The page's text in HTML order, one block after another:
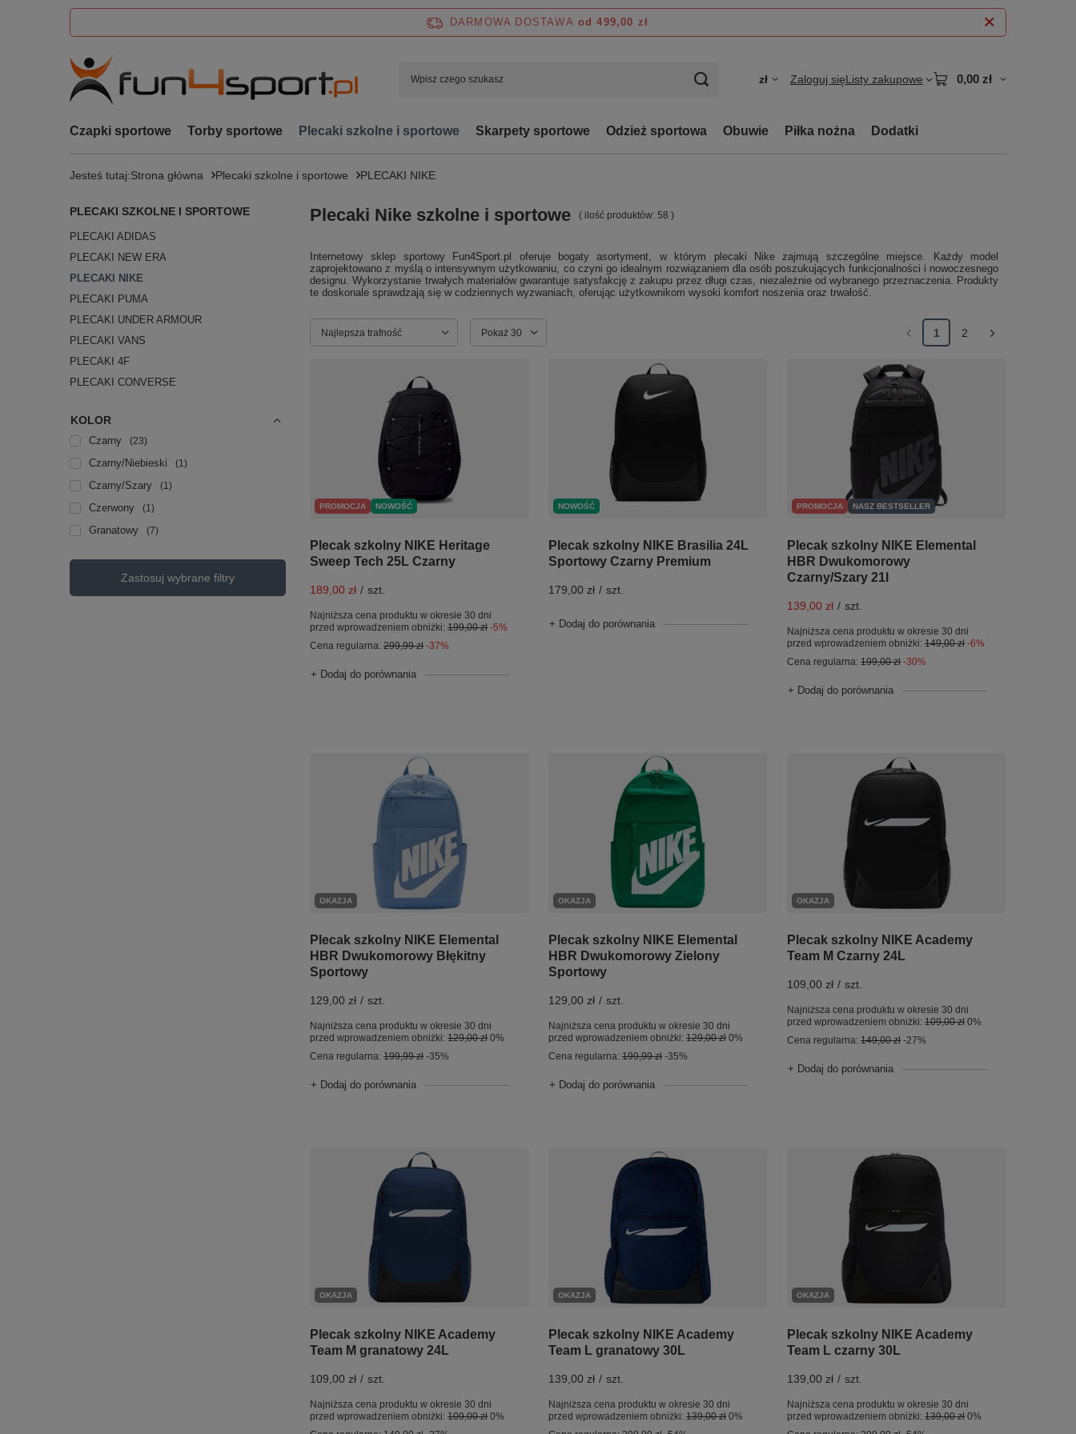
DARMOWA DOSTAWA od 499,00 zł
zł Zaloguj sięListy zakupowe 0,00 zł
Czapki sportowe Torby sportowe Plecaki szkolne i sportowe Skarpety sportowe Odzież sportowa Obuwie Piłka nożna Dodatki
Jesteś tutaj:Strona główna Plecaki szkolne i sportowe PLECAKI NIKE
PLECAKI SZKOLNE I SPORTOWE
PLECAKI ADIDAS
PLECAKI NEW ERA
PLECAKI NIKE
PLECAKI PUMA
PLECAKI UNDER ARMOUR
PLECAKI VANS
PLECAKI 4F
PLECAKI CONVERSE
KOLOR
Czarny 23
Czarny/Niebieski 1
Czarny/Szary 1
Czerwony 1
Granatowy 7
Zastosuj wybrane filtry
Plecaki Nike szkolne i sportowe ( ilość produktów: 58 )
Internetowy sklep sportowy Fun4Sport.pl oferuje bogaty asortyment, w którym plecaki Nike zajmują szczególne miejsce. Każdy model
zaprojektowano z myślą o intensywnym użytkowaniu, co czyni go idealnym rozwiązaniem dla osób poszukujących funkcjonalności i nowoczesnego
designu. Wykorzystanie trwałych materiałów gwarantuje satysfakcję z zakupu przez długi czas, niezależnie od wybranego przeznaczenia. Produkty
te doskonale sprawdzają się w codziennych wyzwaniach, oferując użytkownikom wysoki komfort noszenia oraz trwałość.
Zmień sortowanie
Najlepsza trafność Zmień ilość wyświetlanych produktów
Pokaż 30 1 2
PROMOCJA NOWOŚĆ
Plecak szkolny NIKE Heritage
Sweep Tech 25L Czarny
189,00 zł / szt.
Najniższa cena produktu w okresie 30 dni
przed wprowadzeniem obniżki: 199,00 zł -5%
Cena regularna: 299,99 zł -37%
+ Dodaj do porównania
NOWOŚĆ
Plecak szkolny NIKE Brasilia 24L
Sportowy Czarny Premium
179,00 zł / szt.
+ Dodaj do porównania
PROMOCJA NASZ BESTSELLER
Plecak szkolny NIKE Elemental
HBR Dwukomorowy
Czarny/Szary 21l
139,00 zł / szt.
Najniższa cena produktu w okresie 30 dni
przed wprowadzeniem obniżki: 149,00 zł -6%
Cena regularna: 199,00 zł -30%
+ Dodaj do porównania
OKAZJA
Plecak szkolny NIKE Elemental
HBR Dwukomorowy Błękitny
Sportowy
129,00 zł / szt.
Najniższa cena produktu w okresie 30 dni
przed wprowadzeniem obniżki: 129,00 zł 0%
Cena regularna: 199,99 zł -35%
+ Dodaj do porównania
OKAZJA
Plecak szkolny NIKE Elemental
HBR Dwukomorowy Zielony
Sportowy
129,00 zł / szt.
Najniższa cena produktu w okresie 30 dni
przed wprowadzeniem obniżki: 129,00 zł 0%
Cena regularna: 199,99 zł -35%
+ Dodaj do porównania
OKAZJA
Plecak szkolny NIKE Academy
Team M Czarny 24L
109,00 zł / szt.
Najniższa cena produktu w okresie 30 dni
przed wprowadzeniem obniżki: 109,00 zł 0%
Cena regularna: 149,00 zł -27%
+ Dodaj do porównania
OKAZJA
Plecak szkolny NIKE Academy
Team M granatowy 24L
109,00 zł / szt.
Najniższa cena produktu w okresie 30 dni
przed wprowadzeniem obniżki: 109,00 zł 0%
OKAZJA
Plecak szkolny NIKE Academy
Team L granatowy 30L
139,00 zł / szt.
Najniższa cena produktu w okresie 30 dni
przed wprowadzeniem obniżki: 139,00 zł 0%
OKAZJA
Plecak szkolny NIKE Academy
Team L czarny 30L
139,00 zł / szt.
Najniższa cena produktu w okresie 30 dni
przed wprowadzeniem obniżki: 139,00 zł 0%